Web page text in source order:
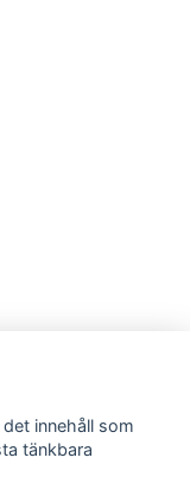
innehåll som
tänkbara